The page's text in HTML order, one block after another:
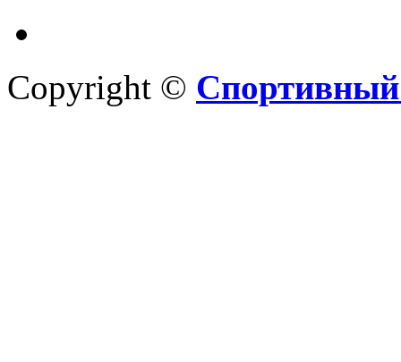
Copyright © Спортивный